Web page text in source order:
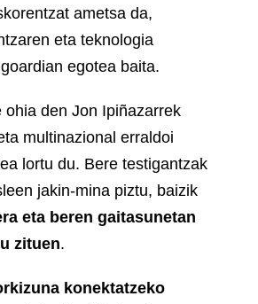
ametsa da,
eta teknologia
egotea baita.
ohia den Jon Ipiñazarrek
multinazional erraldoi
lortu du. Bere testigantzak
jakin-mina piztu, baizik
eta beren gaitasunetan
zituen.
konektatzeko